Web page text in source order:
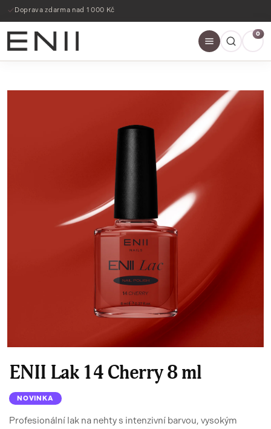
Doprava zdarma nad 1 000 Kč
0
ENII Lak 14 Cherry 8 ml
NOVINKA
Profesionální lak na nehty s intenzivní barvou, vysokým